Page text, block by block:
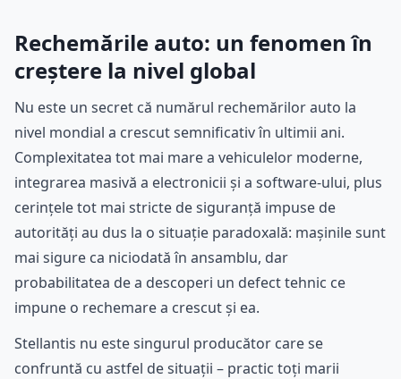
Rechemările auto: un fenomen în
creștere la nivel global
Nu este un secret că numărul rechemărilor auto la
nivel mondial a crescut semnificativ în ultimii ani.
Complexitatea tot mai mare a vehiculelor moderne,
integrarea masivă a electronicii și a software-ului, plus
cerințele tot mai stricte de siguranță impuse de
autorități au dus la o situație paradoxală: mașinile sunt
mai sigure ca niciodată în ansamblu, dar
probabilitatea de a descoperi un defect tehnic ce
impune o rechemare a crescut și ea.
Stellantis nu este singurul producător care se
confruntă cu astfel de situații – practic toți marii